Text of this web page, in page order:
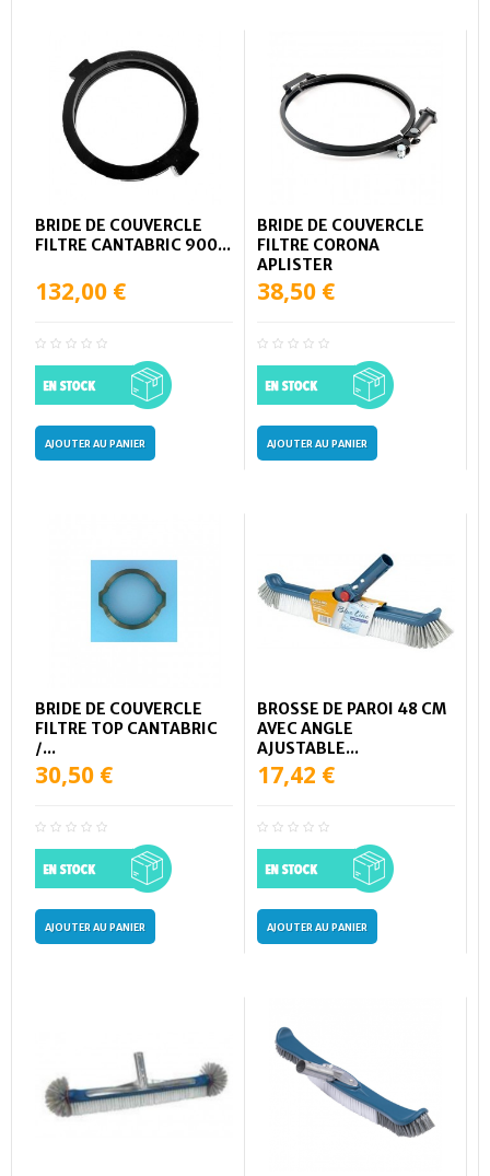
BRIDE DE COUVERCLE
FILTRE CANTABRIC 900...
132,00 €
AJOUTER AU PANIER
BRIDE DE COUVERCLE
FILTRE CORONA
APLISTER
38,50 €
AJOUTER AU PANIER
BRIDE DE COUVERCLE
FILTRE TOP CANTABRIC
/...
30,50 €
AJOUTER AU PANIER
BROSSE DE PAROI 48 CM
AVEC ANGLE
AJUSTABLE...
17,42 €
AJOUTER AU PANIER